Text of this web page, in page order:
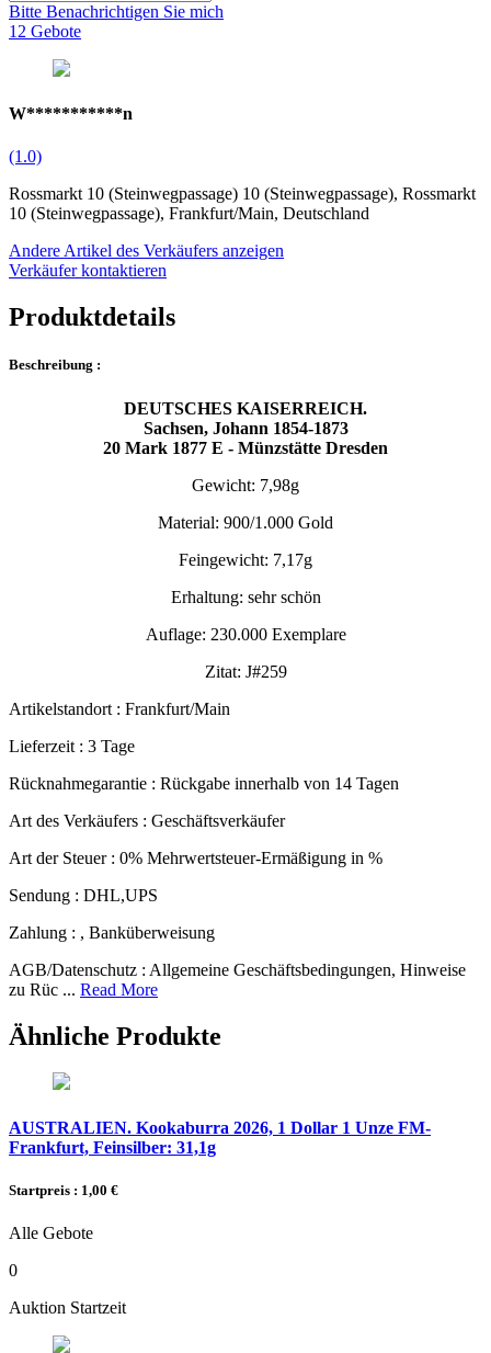
Bitte Benachrichtigen Sie mich
12 Gebote
W***********n
(1.0)
Rossmarkt 10 (Steinwegpassage) 10 (Steinwegpassage), Rossmarkt
10 (Steinwegpassage), Frankfurt/Main, Deutschland
Andere Artikel des Verkäufers anzeigen
Verkäufer kontaktieren
Produktdetails
Beschreibung :
DEUTSCHES KAISERREICH.
Sachsen, Johann 1854-1873
20 Mark 1877 E - Münzstätte Dresden
Gewicht: 7,98g
Material: 900/1.000 Gold
Feingewicht: 7,17g
Erhaltung: sehr schön
Auflage: 230.000 Exemplare
Zitat: J#259
Artikelstandort : Frankfurt/Main
Lieferzeit : 3 Tage
Rücknahmegarantie : Rückgabe innerhalb von 14 Tagen
Art des Verkäufers : Geschäftsverkäufer
Art der Steuer : 0% Mehrwertsteuer-Ermäßigung in %
Sendung : DHL,UPS
Zahlung : , Banküberweisung
AGB/Datenschutz : Allgemeine Geschäftsbedingungen, Hinweise
zu Rüc ... Read More
Ähnliche Produkte
AUSTRALIEN. Kookaburra 2026, 1 Dollar 1 Unze FM-
Frankfurt, Feinsilber: 31,1g
Startpreis : 1,00 €
Alle Gebote
0
Auktion Startzeit